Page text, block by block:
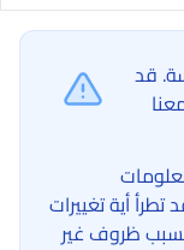
قد
أية تغييرات
ظروف غير